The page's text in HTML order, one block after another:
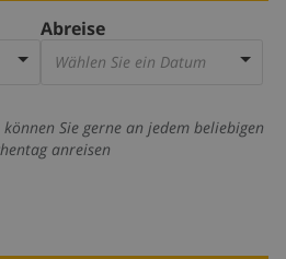
Abreise
Wählen Sie ein Datum
Sie gerne an jedem beliebigen
anreisen